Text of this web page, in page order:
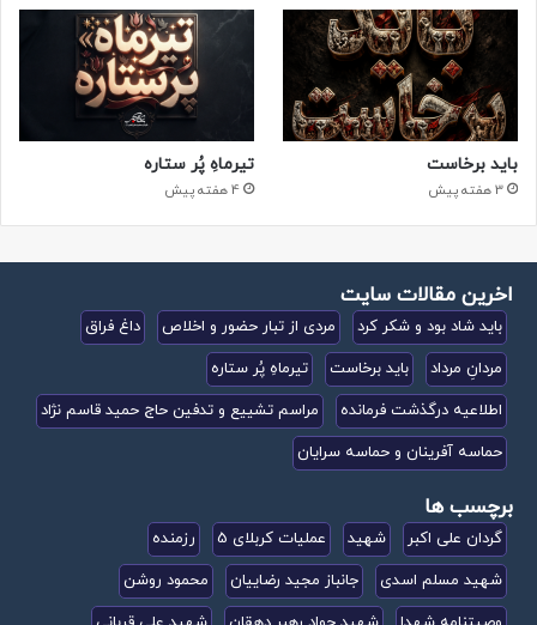
باید برخاست
3 هفته پیش
تیرماهِ پُر ستاره
4 هفته پیش
اخرین مقالات سایت
باید شاد بود و شکر کرد مردی از تبار حضور و اخلاص
داغ فراق
مردانِ مرداد
باید برخاست
تیرماهِ پُر ستاره
اطلاعیه درگذشت فرمانده
مراسم تشییع و تدفین حاج حمید قاسم نژاد
حماسه آفرینان و حماسه سرایان
برچسب ها
گردان علی اکبر شهید عملیات کربلای 5
رزمنده
شهید مسلم اسدی
جانباز مجید رضاییان
محمود روشن